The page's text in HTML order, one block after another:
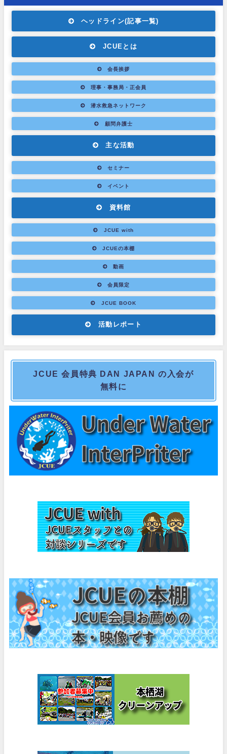
ヘッドライン(記事一覧)
JCUEとは
会長挨拶
理事・事務局・正会員
潜水救急ネットワーク
顧問弁護士
主な活動
セミナー
イベント
資料館
JCUE with
JCUEの本棚
動画
会員限定
JCUE BOOK
活動レポート
JCUE 会員特典 DAN JAPAN の入会が
無料に